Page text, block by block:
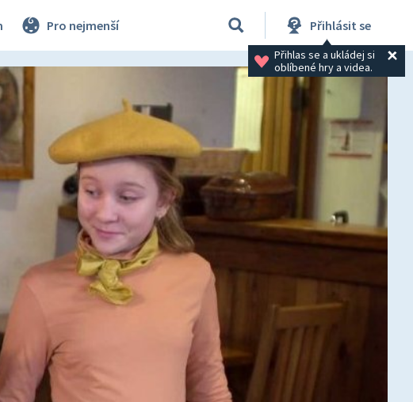
Pro nejmenší Přihlásit se
Přihlas se a ukládej si
oblíbené hry a videa.